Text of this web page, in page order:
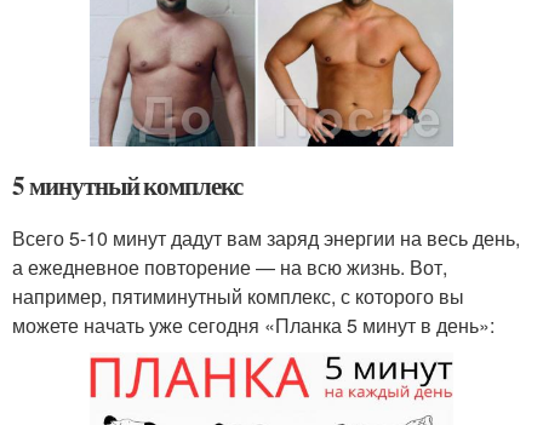
5 минутный комплекс
Всего 5-10 минут дадут вам заряд энергии на весь день,
а ежедневное повторение — на всю жизнь. Вот,
например, пятиминутный комплекс, с которого вы
можете начать уже сегодня «Планка 5 минут в день»: